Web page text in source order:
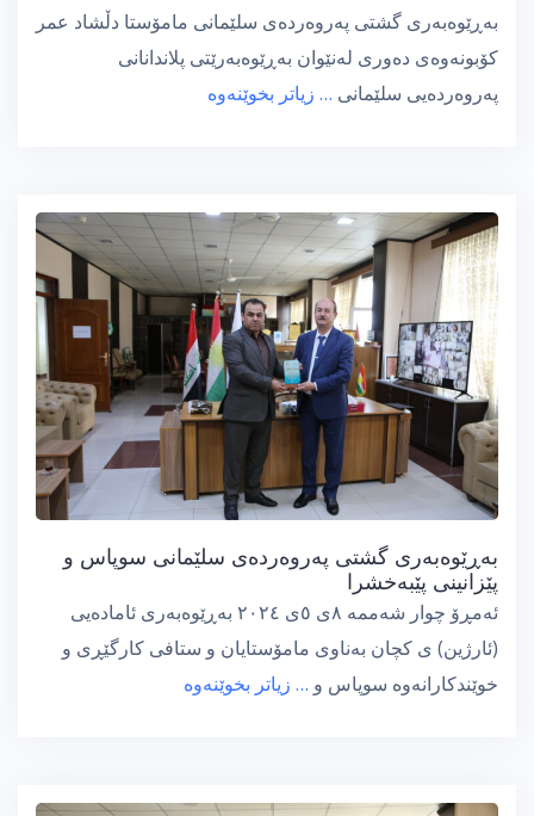
بەڕێوەبەرى گشتى پەروەردەى سلێمانى مامۆستا دڵشاد عمر
کۆبونەوەى دەورى لەنێوان بەڕێوەبەرێتى پلاندانانى
پەروەردەیی سلێمانى … زیاتر بخوێنەوە
بەڕێوەبەری گشتی پەروەردەی سلێمانی سوپاس و
پێزانینی پێبەخشرا
ئەمڕۆ چوار شەممە ٨ی ٥ی ٢٠٢٤ بەڕێوەبەری ئامادەیی
(ئارژین) ی کچان بەناوی مامۆستایان و ستافی کارگێڕی و
خوێندکارانەوە سوپاس و … زیاتر بخوێنەوە